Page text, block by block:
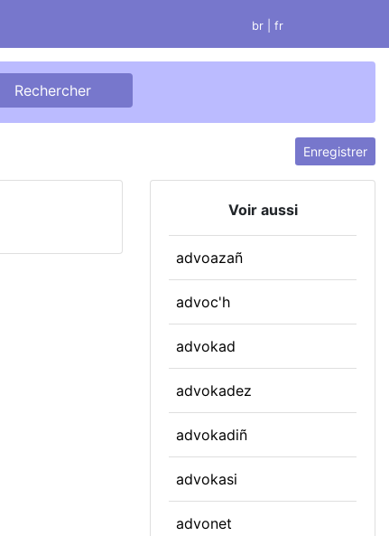
br | fr
Enregistrer
Voir aussi
advoazañ
advoc'h
advokad
advokadez
advokadiñ
advokasi
advonet